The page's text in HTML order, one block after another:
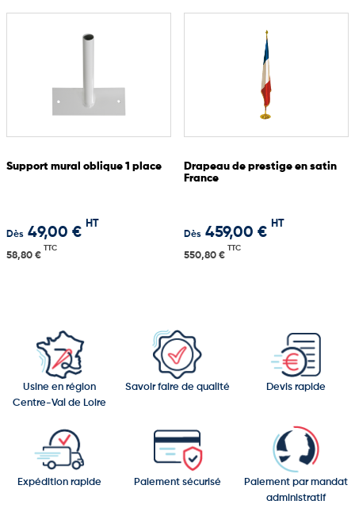
Ce drapeau est l’outil idéal pour afficher votre appartenance
territoriale dans un cadre professionnel, institutionnel ou
Support mural oblique 1 place
Dès 49,00 €
HT
58,80 €
TTC
Drapeau de prestige en satin
France
Dès 459,00 €
HT
550,80 €
TTC
Usine en région
Centre-Val de Loire
Savoir faire de qualité Devis rapide
Expédition rapide Paiement sécurisé
Paiement par mandat
administratif